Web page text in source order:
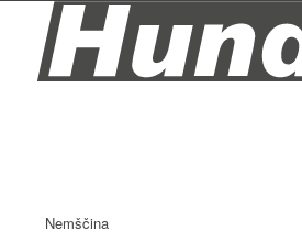
Nemščina